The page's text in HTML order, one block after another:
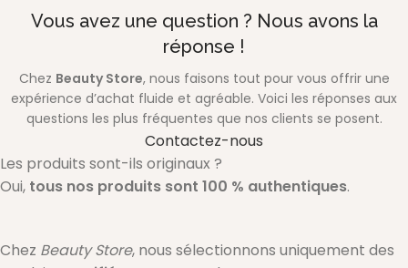
Vous avez une question ? Nous avons la
réponse !
Chez Beauty Store, nous faisons tout pour vous offrir une
expérience d’achat fluide et agréable. Voici les réponses aux
questions les plus fréquentes que nos clients se posent.
Contactez-nous
Les produits sont-ils originaux ?
Oui, tous nos produits sont 100 % authentiques.
Chez Beauty Store, nous sélectionnons uniquement des